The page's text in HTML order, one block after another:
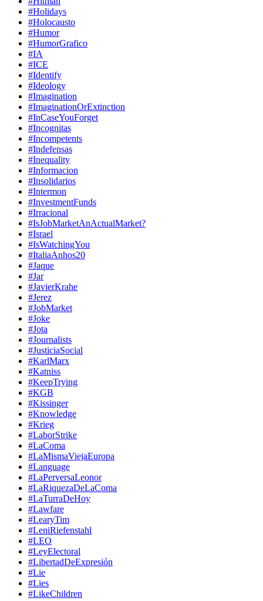
#Holidays
#Holocausto
#Humor
#HumorGrafico
#IA
#ICE
#Identify
#Ideology
#Imagination
#ImaginationOrExtinction
#InCaseYouForget
#Incognitas
#Incompetents
#Indefensas
#Inequality
#Informacion
#Insolidarios
#Intermon
#InvestmentFunds
#Irracional
#IsJobMarketAnActualMarket?
#Israel
#IsWatchingYou
#ItaliaAnhos20
#Jaque
#Jar
#JavierKrahe
#Jerez
#JobMarket
#Joke
#Jota
#Journalists
#JusticiaSocial
#KarlMarx
#Katniss
#KeepTrying
#KGB
#Kissinger
#Knowledge
#Krieg
#LaborStrike
#LaComa
#LaMismaViejaEuropa
#Language
#LaPerversaLeonor
#LaRiquezaDeLaComa
#LaTurraDeHoy
#Lawfare
#LearyTim
#LeniRiefenstahl
#LEO
#LeyElectoral
#LibertadDeExpresión
#Lie
#Lies
#LikeChildren